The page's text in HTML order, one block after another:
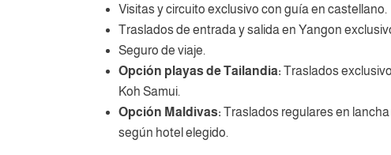
Visitas y circuito exclusivo con guía en castellano.
Traslados de entrada y salida en Yangon
Seguro de viaje.
Opción playas de Tailandia: Traslados
Koh Samui.
Opción Maldivas: Traslados regulares en
según hotel elegido.